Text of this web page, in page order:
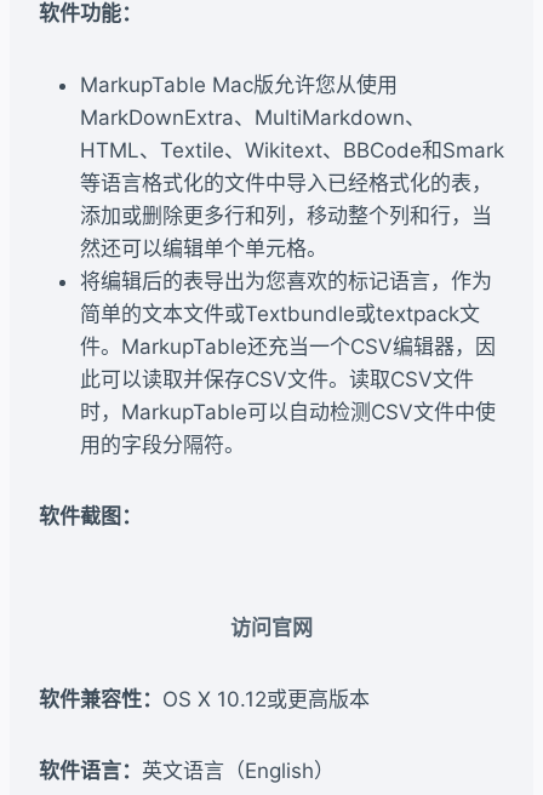
软件功能：
MarkupTable Mac版允许您从使用
MarkDownExtra、MultiMarkdown、
HTML、Textile、Wikitext、BBCode和Smark
等语言格式化的文件中导入已经格式化的表，
添加或删除更多行和列，移动整个列和行，当
然还可以编辑单个单元格。
将编辑后的表导出为您喜欢的标记语言，作为
简单的文本文件或Textbundle或textpack文
件。MarkupTable还充当一个CSV编辑器，因
此可以读取并保存CSV文件。读取CSV文件
时，MarkupTable可以自动检测CSV文件中使
用的字段分隔符。
软件截图：
访问官网
软件兼容性： OS X 10.12或更高版本
软件语言： 英文语言（English）